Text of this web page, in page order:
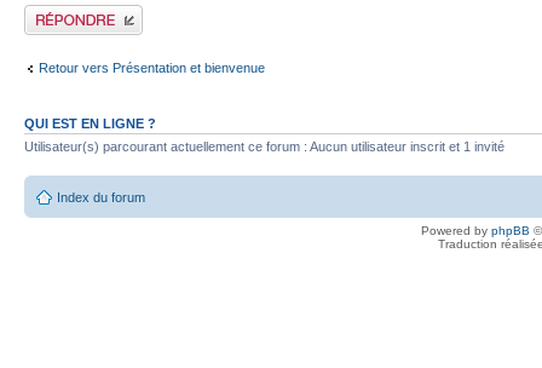
Publier une réponse
Retour vers Présentation et bienvenue
QUI EST EN LIGNE ?
Utilisateur(s) parcourant actuellement ce forum : Aucun utilisateur inscrit et 1 invité
Index du forum
Powered by phpBB
Traduction